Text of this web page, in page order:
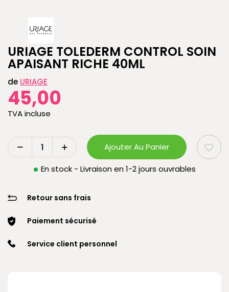
URIAGE TOLEDERM CONTROL SOIN
APAISANT RICHE 40ML
de URIAGE
45,00
TVA incluse
Ajouter Au Panier
En stock - Livraison en 1-2 jours ouvrables
Retour sans frais
Paiement sécurisé
Service client personnel